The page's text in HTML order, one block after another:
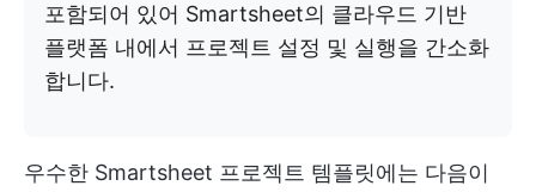
포함되어 있어 Smartsheet의 클라우드 기반
플랫폼 내에서 프로젝트 설정 및 실행을 간소화
합니다.
우수한 Smartsheet 프로젝트 템플릿에는 다음이